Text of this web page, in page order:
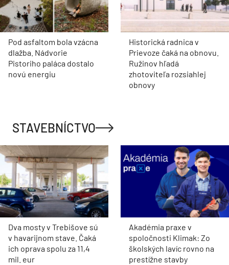
Pod asfaltom bola vzácna
dlažba. Nádvorie
Pistoriho paláca dostalo
novú energiu
Historická radnica v
Prievoze čaká na obnovu.
Ružinov hľadá
zhotoviteľa rozsiahlej
obnovy
STAVEBNÍCTVO
Dva mosty v Trebišove sú
v havarijnom stave. Čaká
ich oprava spolu za 11,4
mil. eur
Akadémia praxe v
spoločnosti Klimak: Zo
školských lavíc rovno na
prestížne stavby